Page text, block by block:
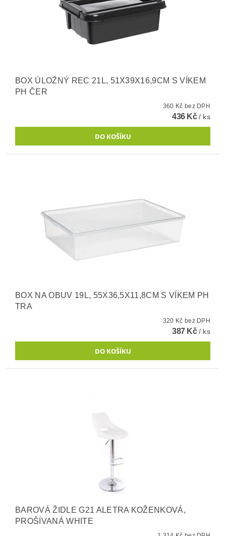
BOX ÚLOŽNÝ REC 21L, 51X39X16,9CM S VÍKEM
PH ČER
360 Kč bez DPH
436 Kč/ ks
BOX NA OBUV 19L, 55X36,5X11,8CM S VÍKEM PH
TRA
320 Kč bez DPH
387 Kč/ ks
BAROVÁ ŽIDLE G21 ALETRA KOŽENKOVÁ,
PROŠÍVANÁ WHITE